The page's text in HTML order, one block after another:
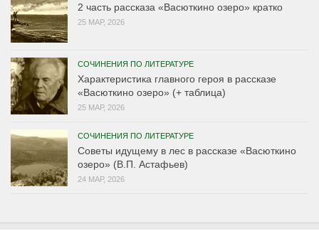
2 часть рассказа «Васюткино озеро» кратко
25 МАР, 2026
СОЧИНЕНИЯ ПО ЛИТЕРАТУРЕ
Характеристика главного героя в рассказе
«Васюткино озеро» (+ таблица)
25 МАР, 2026
СОЧИНЕНИЯ ПО ЛИТЕРАТУРЕ
Советы идущему в лес в рассказе «Васюткино
озеро» (В.П. Астафьев)
24 МАР, 2026